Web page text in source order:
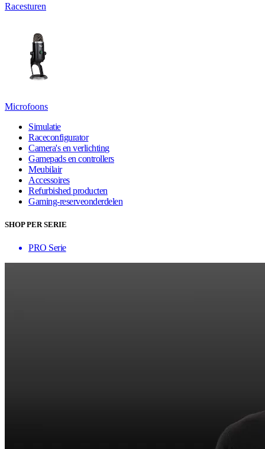
Racesturen
Microfoons
Simulatie
Raceconfigurator
Camera's en verlichting
Gamepads en controllers
Meubilair
Accessoires
Refurbished producten
Gaming-reserveonderdelen
SHOP PER SERIE
PRO Serie